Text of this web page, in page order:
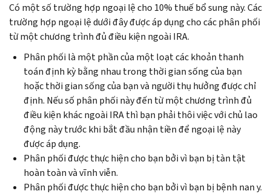
Có một số trường hợp ngoại lệ cho 10% thuế bổ sung này. Các
trường hợp ngoại lệ dưới đây được áp dụng cho các phân phối
từ một chương trình đủ điều kiện ngoài IRA.
Phân phối là một phần của một loạt các khoản thanh
toán định kỳ bằng nhau trong thời gian sống của bạn
hoặc thời gian sống của bạn và người thụ hưởng được chỉ
định. Nếu số phân phối này đến từ một chương trình đủ
điều kiện khác ngoài IRA thì bạn phải thôi việc với chủ lao
động này trước khi bắt đầu nhận tiền để ngoại lệ này
được áp dụng.
Phân phối được thực hiện cho bạn bởi vì bạn bị tàn tật
hoàn toàn và vĩnh viễn.
Phân phối được thực hiện cho bạn bởi vì bạn bị bệnh nan y.